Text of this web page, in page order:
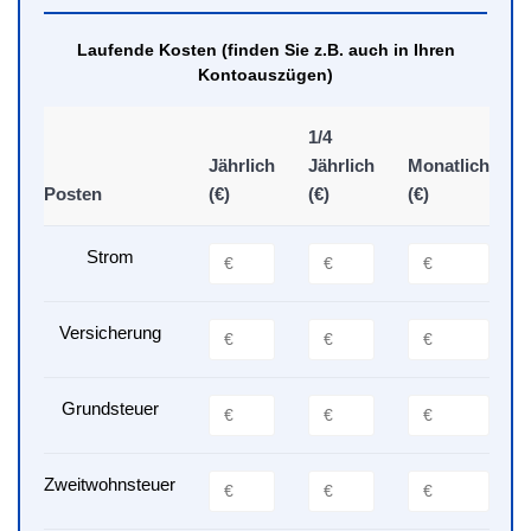
Laufende Kosten (finden Sie z.B. auch in Ihren
Kontoauszügen)
Posten
Jährlich
(€)
1/4
Jährlich
(€)
Monatlich
(€)
Strom
Versicherung
Grundsteuer
Zweitwohnsteuer